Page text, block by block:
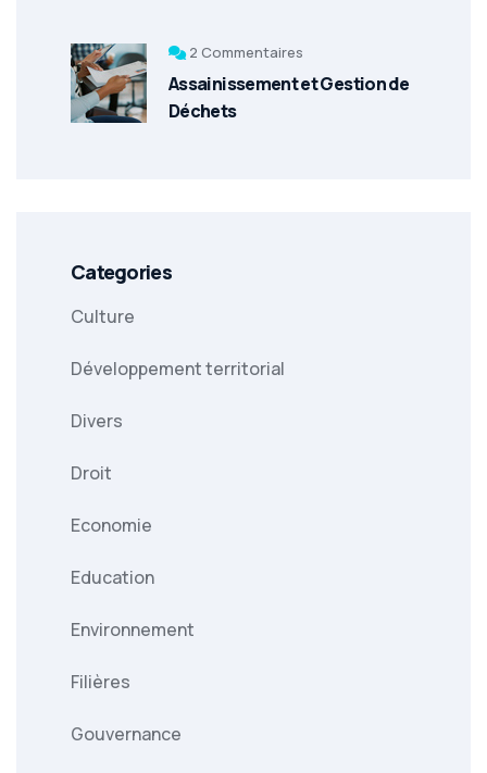
2 Commentaires
Assainissement et Gestion de
Déchets
Categories
Culture
Développement territorial
Divers
Droit
Economie
Education
Environnement
Filières
Gouvernance